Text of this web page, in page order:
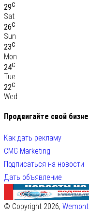
29C
Sat
26C
Sun
23C
Mon
24C
Tue
22C
Wed
Продвигайте свой
Как дать рекламу
CMG Marketing
Подписаться на новости
Дать объявление
© Copyright 2026,